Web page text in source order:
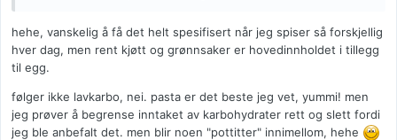
hehe, vanskelig å få det helt spesifisert når jeg spiser så forskjellig
hver dag, men rent kjøtt og grønnsaker er hovedinnholdet i tillegg
til egg.
følger ikke lavkarbo, nei. pasta er det beste jeg vet, yummi! men
jeg prøver å begrense inntaket av karbohydrater rett og slett fordi
jeg ble anbefalt det. men blir noen "pottitter" innimellom, hehe